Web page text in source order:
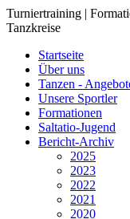
Turniertraining |
Tanzkreise
Startseite
Über uns
Tanzen -
Unsere Sportler
Formationen
Saltatio-Jugend
Bericht-Archiv
2025
2023
2022
2021
2020